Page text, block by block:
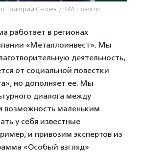
Григорий Сысоев / РИА Новости
работает в регионах
«Металлоинвест». Мы
деятельность,
от социальной повестки
но дополняет ее. Мы
диалога между
возможность маленьким
у себя известные
и привозим экспертов из
«Особый взгляд»